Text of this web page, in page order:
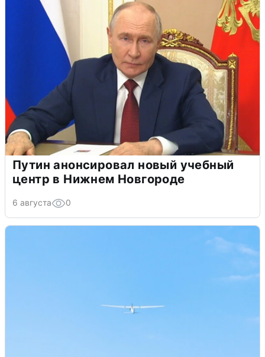
Путин анонсировал новый учебный
центр в Нижнем Новгороде
6 августа 0